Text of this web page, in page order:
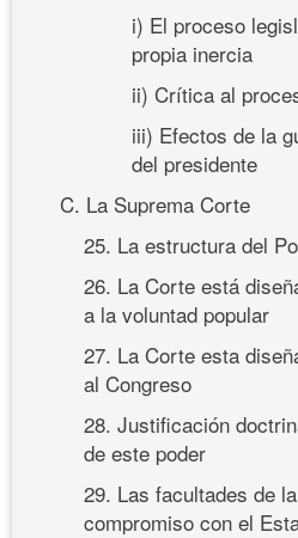
i) El proceso
propia inercia
ii) Crítica al
iii) Efectos de la
del presidente
C. La Suprema Corte
25. La estructura del
26. La Corte está
a la voluntad popular
27. La Corte esta
al Congreso
28. Justificación
de este poder
29. Las facultades de
compromiso con el